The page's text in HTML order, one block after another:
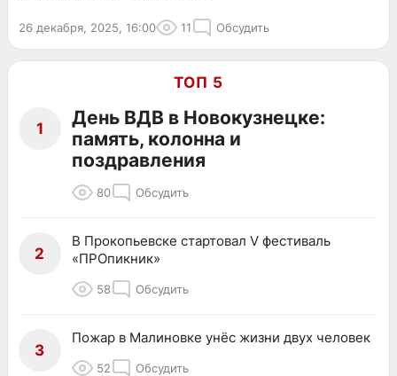
26 декабря, 2025, 16:00 11 Обсудить
ТОП 5
1
День ВДВ в Новокузнецке:
память, колонна и
поздравления
80 Обсудить
2
В Прокопьевске стартовал V фестиваль
«ПРОпикник»
58 Обсудить
3
Пожар в Малиновке унёс жизни двух человек
52 Обсудить